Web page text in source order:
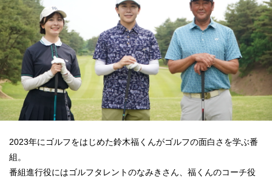
2023年にゴルフをはじめた鈴木福くんがゴルフの面白さを学ぶ番
組。
番組進行役にはゴルフタレントのなみきさん、福くんのコーチ役